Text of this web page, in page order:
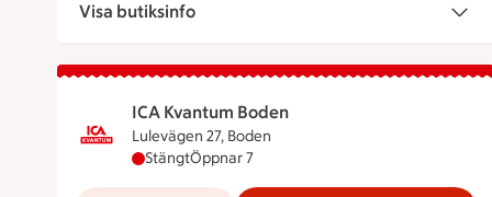
Visa butiksinfo
ICA Kvantum Boden
Lulevägen 27, Boden
ICA Kvantum Boden har stängt, öppnar
StängtÖppnar 7